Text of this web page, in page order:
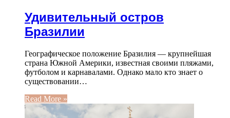
Удивительный остров
Бразилии
Географическое положение Бразилия — крупнейшая
страна Южной Америки, известная своими пляжами,
футболом и карнавалами. Однако мало кто знает о
существовании…
Read More »